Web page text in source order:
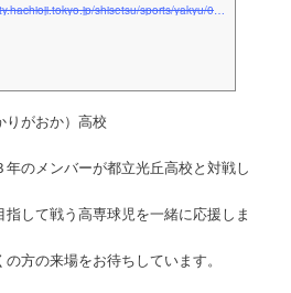
りがおか）高校
のメンバーが都立光丘高校と対戦し
して戦う高専球児を一緒に応援しま
方の来場をお待ちしています。